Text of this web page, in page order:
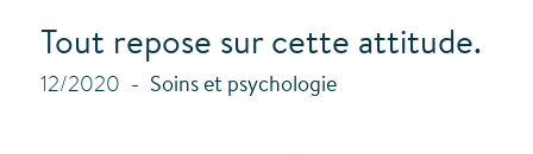
Tout repose sur cette attitude.
12/2020 Soins et psychologie